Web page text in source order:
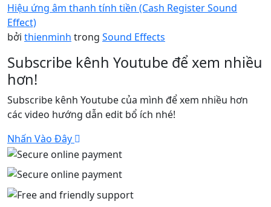
Hiệu ứng âm thanh tính tiền (Cash Register Sound
Effect)
bởi thienminh trong Sound Effects
Subscribe kênh Youtube để xem nhiều
hơn!
Subscribe kênh Youtube của mình để xem nhiều hơn
các video hướng dẫn edit bổ ích nhé!
Nhấn Vào Đây